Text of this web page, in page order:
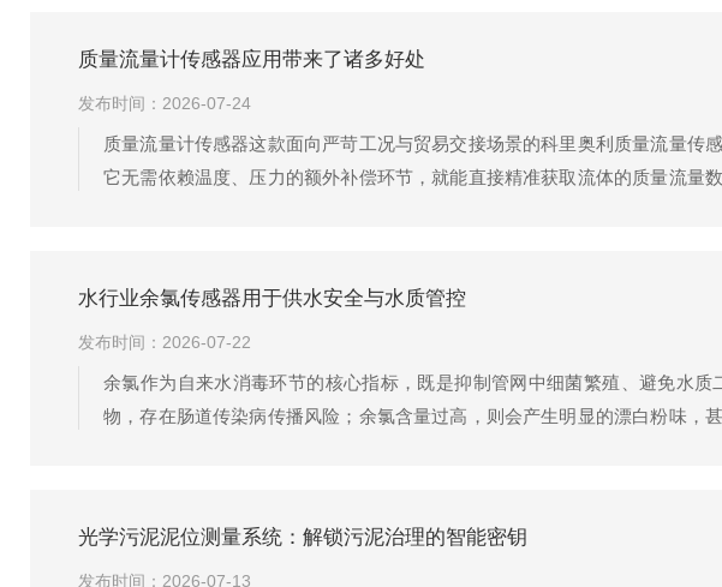
质量流量计传感器应用带来了诸多好处
发布时间：2026-07-24
质量流量计传感器这款面向严苛工况与贸易交接场景的科里奥利质量流量传
它无需依赖温度、压力的额外补偿环节，就能直接精准获取流体的质量流量
水行业余氯传感器用于供水安全与水质管控
发布时间：2026-07-22
余氯作为自来水消毒环节的核心指标，既是抑制管网中细菌繁殖、避免水
物，存在肠道传染病传播风险；余氯含量过高，则会产生明显的漂白粉味，
光学污泥泥位测量系统：解锁污泥治理的智能密钥
发布时间：2026-07-13